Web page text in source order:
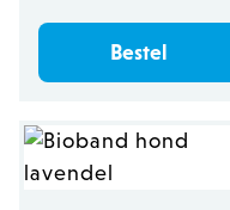
Bestel